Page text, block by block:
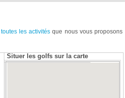
toutes les activités que nous vous proposons
Situer les golfs sur la carte